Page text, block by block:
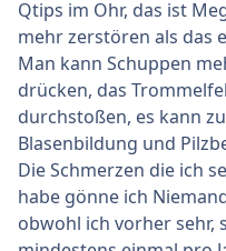
Qtips im Ohr, das ist
mehr zerstören als das
Man kann Schuppen
drücken, das
durchstoßen, es kann
Blasenbildung und
Die Schmerzen die ich
habe gönne ich
obwohl ich vorher sehr,